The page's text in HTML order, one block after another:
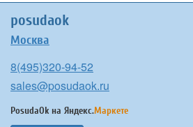
posudaok
Москва
8(495)320-94-52
sales@posudaok.ru
PosudaOk на Яндекс.Маркете